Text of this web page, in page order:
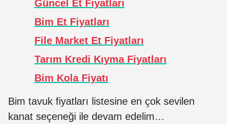
Güncel Et Fiyatları
Bim Et Fiyatları
File Market Et Fiyatları
Tarım Kredi Kıyma Fiyatları
Bim Kola Fiyatı
Bim tavuk fiyatları listesine en çok sevilen
kanat seçeneği ile devam edelim…